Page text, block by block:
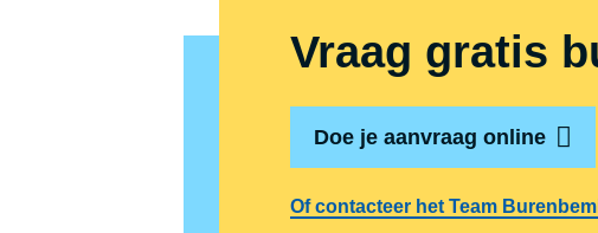
Vraag gratis
Doe je aanvraag online
Of contacteer het Team